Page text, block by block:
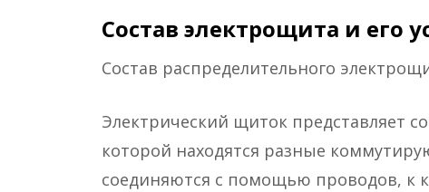
Состав электрощита и его
Состав распределительного
Электрический щиток представляет
которой находятся разные
соединяются с помощью проводов, к